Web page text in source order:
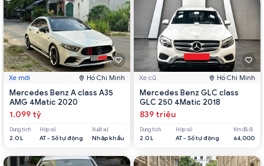
Xe mới Hồ Chí Minh
Mercedes Benz A class A35
AMG 4Matic 2020
1.099 tỷ
Dung tích
2.0 L
Hộp số
AT - Số tự động
Xuất xứ
Nhập khẩu
Xe cũ Hồ Chí Minh
Mercedes Benz GLC class
GLC 250 4Matic 2018
839 triệu
Dung tích
2.0 L
Hộp số
AT - Số tự động
Km đã đi
64,000